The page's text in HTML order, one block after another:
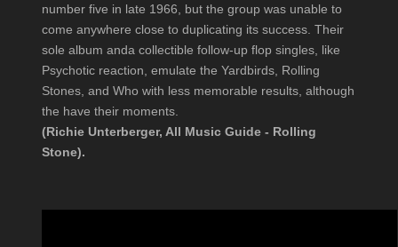
number five in late 1966, but the group was unable to
come anywhere close to duplicating its success. Their
sole album anda collectible follow-up flop singles, like
Psychotic reaction, emulate the Yardbirds, Rolling
Stones, and Who with less memorable results, although
the have their moments.
(Richie Unterberger, All Music Guide - Rolling
Stone).